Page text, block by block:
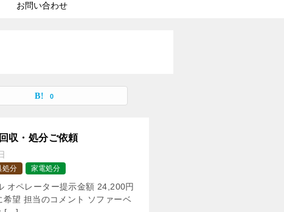
お問い合わせ
0
収・処分ご依頼
処分 家電処分
オペレーター提示金額 24,200円
望 担当のコメント ソファーベ